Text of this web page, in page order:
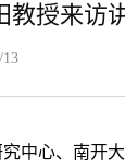
教授来访
中心、南开